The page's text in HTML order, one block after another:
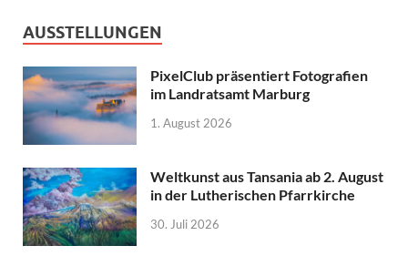
AUSSTELLUNGEN
PixelClub präsentiert Fotografien
im Landratsamt Marburg
1. August 2026
Weltkunst aus Tansania ab 2. August
in der Lutherischen Pfarrkirche
30. Juli 2026